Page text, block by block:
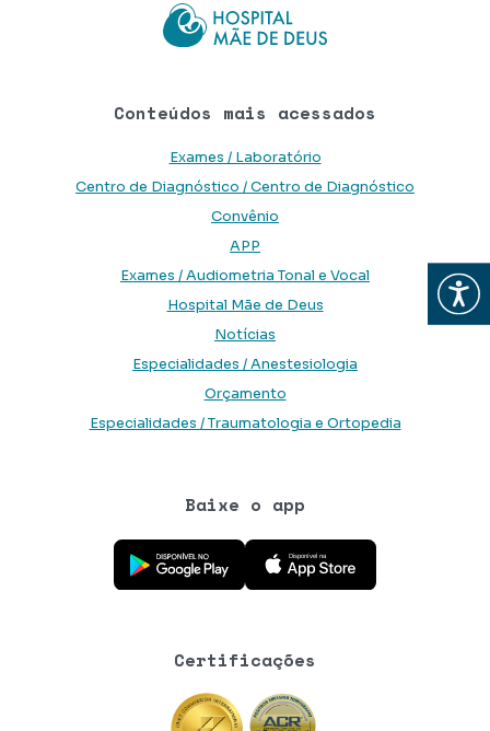
Abrir
Conteúdos mais acessados
Exames / Laboratório
Centro de Diagnóstico / Centro de Diagnóstico
Convênio
APP
Exames / Audiometria Tonal e Vocal
Hospital Mãe de Deus
Notícias
Especialidades / Anestesiologia
Orçamento
Especialidades / Traumatologia e Ortopedia
Baixe o app
Baixe o aplicativo na Google Play Store
Baixe o aplicativo na App Store
Certificações